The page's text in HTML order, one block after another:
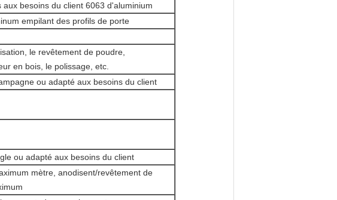
aux besoins du client 6063 d'aluminium
empilant des profils de porte
le revêtement de poudre,
en bois, le polissage, etc.
ou adapté aux besoins du client
ou adapté aux besoins du client
mètre, anodisent/revêtement de